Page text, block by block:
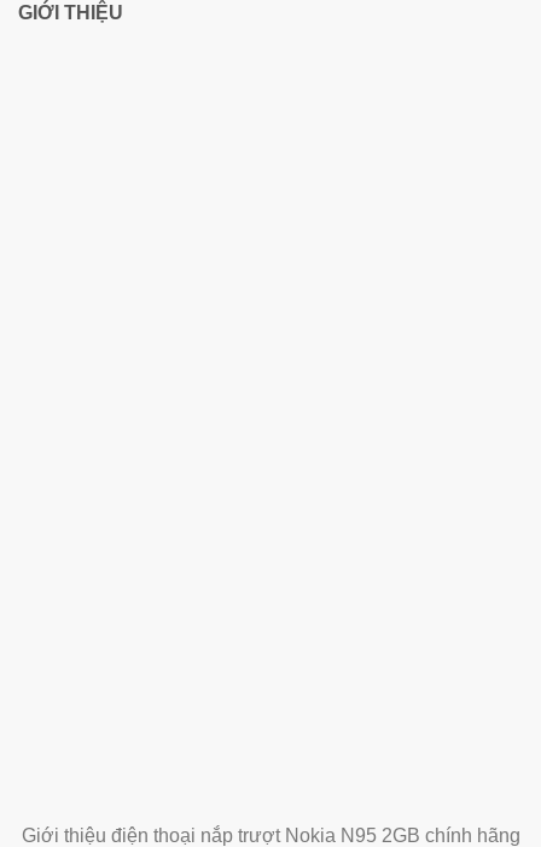
GIỚI THIỆU
Giới thiệu điện thoại nắp trượt Nokia N95 2GB chính hãng